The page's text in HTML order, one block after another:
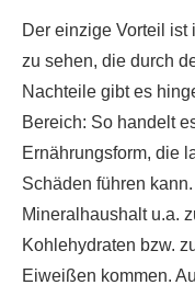
Der einzige Vorteil
zu sehen, die durch
Nachteile gibt es
Bereich: So handelt
Ernährungsform, die
Schäden führen
Mineralhaushalt u.a.
Kohlehydraten bzw.
Eiweißen kommen.